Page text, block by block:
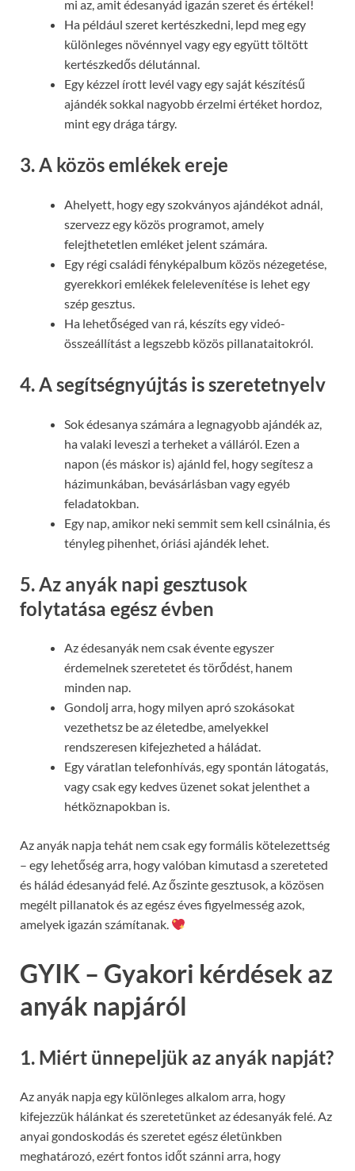
mi az, amit édesanyád igazán szeret és értékel!
Ha például szeret kertészkedni, lepd meg egy
különleges növénnyel vagy egy együtt töltött
kertészkedős délutánnal.
Egy kézzel írott levél vagy egy saját készítésű
ajándék sokkal nagyobb érzelmi értéket hordoz,
mint egy drága tárgy.
3. A közös emlékek ereje
Ahelyett, hogy egy szokványos ajándékot adnál,
szervezz egy közös programot, amely
felejthetetlen emléket jelent számára.
Egy régi családi fényképalbum közös nézegetése,
gyerekkori emlékek felelevenítése is lehet egy
szép gesztus.
Ha lehetőséged van rá, készíts egy videó-
összeállítást a legszebb közös pillanataitokról.
4. A segítségnyújtás is szeretetnyelv
Sok édesanya számára a legnagyobb ajándék az,
ha valaki leveszi a terheket a válláról. Ezen a
napon (és máskor is) ajánld fel, hogy segítesz a
házimunkában, bevásárlásban vagy egyéb
feladatokban.
Egy nap, amikor neki semmit sem kell csinálnia, és
tényleg pihenhet, óriási ajándék lehet.
5. Az anyák napi gesztusok
folytatása egész évben
Az édesanyák nem csak évente egyszer
érdemelnek szeretetet és törődést, hanem
minden nap.
Gondolj arra, hogy milyen apró szokásokat
vezethetsz be az életedbe, amelyekkel
rendszeresen kifejezheted a háládat.
Egy váratlan telefonhívás, egy spontán látogatás,
vagy csak egy kedves üzenet sokat jelenthet a
hétköznapokban is.
Az anyák napja tehát nem csak egy formális kötelezettség
– egy lehetőség arra, hogy valóban kimutasd a szereteted
és hálád édesanyád felé. Az őszinte gesztusok, a közösen
megélt pillanatok és az egész éves figyelmesség azok,
amelyek igazán számítanak.
GYIK – Gyakori kérdések az
anyák napjáról
1. Miért ünnepeljük az anyák napját?
Az anyák napja egy különleges alkalom arra, hogy
kifejezzük hálánkat és szeretetünket az édesanyák felé. Az
anyai gondoskodás és szeretet egész életünkben
meghatározó, ezért fontos időt szánni arra, hogy